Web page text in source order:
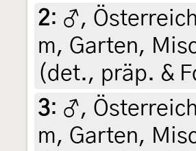
2: ♂,
m, Garten,
(det., präp. &
3: ♂,
m, Garten,